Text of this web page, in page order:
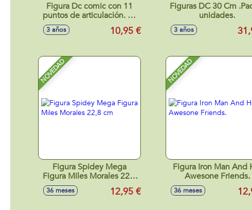
Figura Dc comic con 11
puntos de articulación. 15
cm - Modelos surtidos
3 años 10,95 €
Figuras DC 30 Cm
unidades.
3 años
NOVEDAD
Figura Spidey Mega
Figura Miles Morales 22,8
36 meses 12,95 €
NOVEDAD
Figura Iron Man And
Awesone Friends.
36 meses